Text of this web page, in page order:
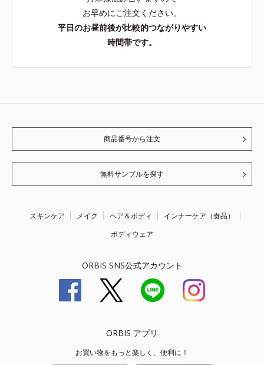
お早めにご注文ください。
平日のお昼前後が比較的つながりやすい
時間帯です。
商品番号から注文
無料サンプルを探す
スキンケア メイク ヘア＆ボディ
インナーケア（食品）
ボディウェア
ORBIS SNS公式アカウント
ORBIS アプリ
お買い物をもっと楽しく、便利に！